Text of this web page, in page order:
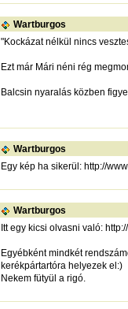
Wartburgos
"Kockázat nélkül nincs
Ezt már Mári néni rég
Balcsin nyaralás közben
Wartburgos
Egy kép ha sikerül: http://
Wartburgos
Itt egy kicsi olvasni való:
Egyébként mindkét
kerékpártartóra helyezek el:)
Nekem fütyül a rigó.